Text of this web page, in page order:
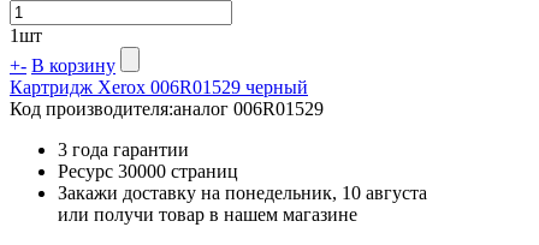
1шт
+- В корзину
Картридж Xerox 006R01529 черный
Код производителя:аналог 006R01529
3 года гарантии
Ресурс 30000 страниц
Закажи доставку на понедельник, 10 августа
или получи товар в нашем магазине